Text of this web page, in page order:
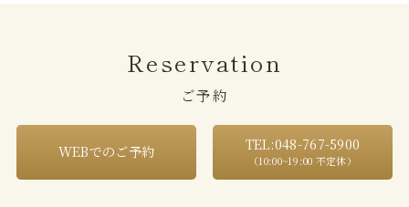
Reservation
ご予約
WEBでのご予約 TEL:048-767-5900
（10:00~19:00 不定休）